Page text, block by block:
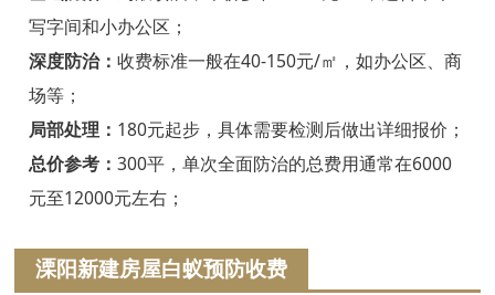
绍兴白蚁防治
诸暨白蚁防治
嵊州白蚁防治
新昌白蚁防治
金华白蚁防治
义乌白蚁防治
写字间和小办公区；
深度防治： 收费标准一般在40-150元/㎡，如办公区、商
场等；
局部处理： 180元起步，具体需要检测后做出详细报价；
总价参考： 300平，单次全面防治的总费用通常在6000
元至12000元左右；
溧阳新建房屋白蚁预防收费